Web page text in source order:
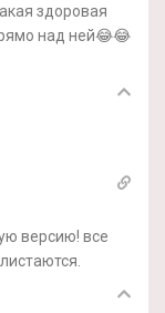
здоровая
над ней😂😂
версию! все